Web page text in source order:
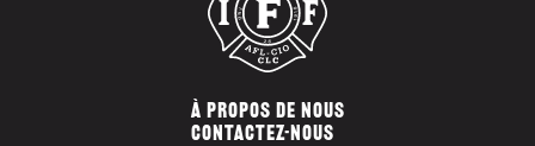
À PROPOS DE NOUS
CONTACTEZ-NOUS